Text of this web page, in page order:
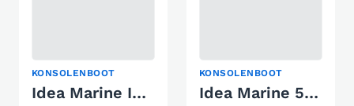
KONSOLENBOOT
Idea Marine Idea 58
KONSOLENBOOT
Idea Marine 58 open